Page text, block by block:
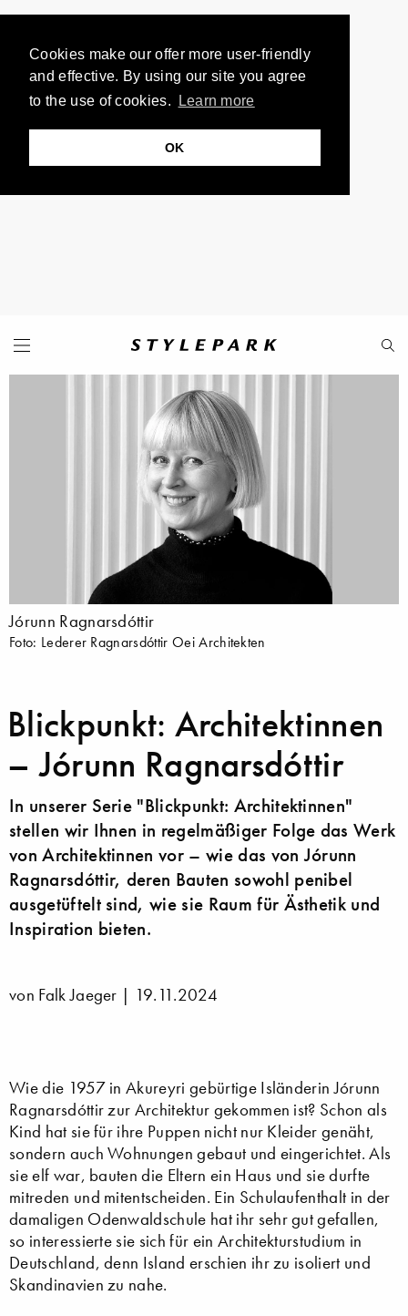
Cookies make our offer more user-friendly
and effective. By using our site you agree
to the use of cookies.
Learn more
OK
Jórunn Ragnarsdóttir
Foto: Lederer Ragnarsdóttir Oei Architekten
Blickpunkt: Architektinnen
– Jórunn Ragnarsdóttir
In unserer Serie "Blickpunkt: Architektinnen"
stellen wir Ihnen in regelmäßiger Folge das Werk
von Architektinnen vor – wie das von Jórunn
Ragnarsdóttir, deren Bauten sowohl penibel
ausgetüftelt sind, wie sie Raum für Ästhetik und
Inspiration bieten.
von Falk Jaeger | 19.11.2024
Wie die 1957 in Akureyri gebürtige Isländerin Jórunn
Ragnarsdóttir zur Architektur gekommen ist? Schon als
Kind hat sie für ihre Puppen nicht nur Kleider genäht,
sondern auch Wohnungen gebaut und eingerichtet. Als
sie elf war, bauten die Eltern ein Haus und sie durfte
mitreden und mitentscheiden. Ein Schulaufenthalt in der
damaligen Odenwaldschule hat ihr sehr gut gefallen,
so interessierte sie sich für ein Architekturstudium in
Deutschland, denn Island erschien ihr zu isoliert und
Skandinavien zu nahe.